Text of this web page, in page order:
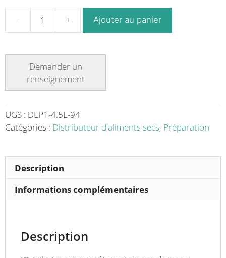
quantité
de
protéines
et
poudres
sur
»
L
Ajouter au panier
UGS : DLP1-4.5L-94
Catégories : Distributeur d'aliments secs, Préparation
Description
Informations complémentaires
Description